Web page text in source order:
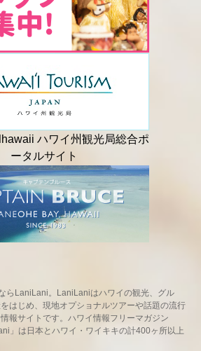
らLaniLani。LaniLaniはハワイの観光、グル
はじめ、現地オプショナルツアーや話題の流行
報サイトです。ハワイ情報フリーマガジン
」は日本とハワイ・ワイキキの計400ヶ所以上